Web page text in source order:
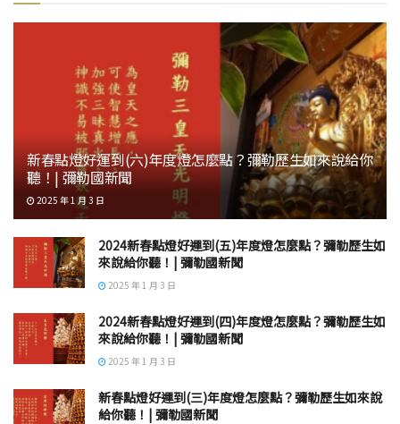
新春點燈好運到(六)年度燈怎麼點？彌勒歷生如來說給你
聽！| 彌勒國新聞
2025 年 1 月 3 日
2024新春點燈好運到(五)年度燈怎麼點？彌勒歷生如
來說給你聽！| 彌勒國新聞
2025 年 1 月 3 日
2024新春點燈好運到(四)年度燈怎麼點？彌勒歷生如
來說給你聽！| 彌勒國新聞
2025 年 1 月 3 日
新春點燈好運到(三)年度燈怎麼點？彌勒歷生如來說
給你聽！| 彌勒國新聞